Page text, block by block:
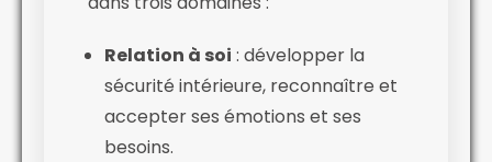
Relation à soi : développer la
sécurité intérieure, reconnaître et
accepter ses émotions et ses
besoins.